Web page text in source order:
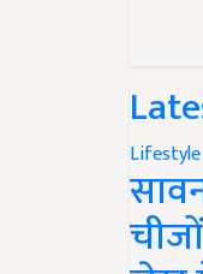
Lifestyle